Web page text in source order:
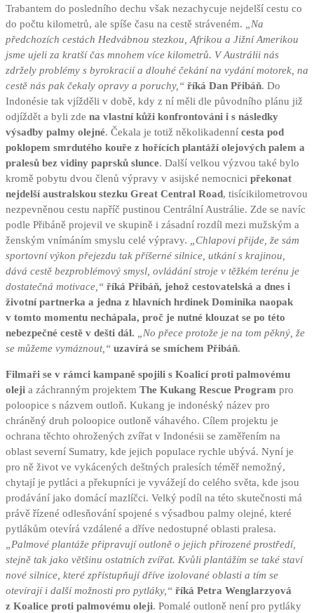
Trabantem do posledního dechu však nezachycuje nejdelší cestu co
do počtu kilometrů, ale spíše času na cestě stráveném.
„Na
předchozích cestách Hedvábnou stezkou, Afrikou a Jižní Amerikou
jsme ujeli za kratší čas mnohem více kilometrů. V Austrálii nás
zdržely problémy s byrokracií a dlouhé čekání na vydání motorek, na
cestě nás pak čekaly opravy a poruchy,“ říká Dan Přibáň. Do
Indonésie tak vjížděli v době, kdy z ní měli dle původního plánu již
odjíždět a byli zde na vlastní kůži konfrontováni i s následky
výsadby palmy olejné. Čekala je totiž několikadenní cesta pod
poklopem smrdutého kouře z hořících plantáží olejových palem a
pralesů bez vidiny paprsků slunce. Další velkou výzvou také bylo
kromě pobytu dvou členů výpravy v asijské nemocnici překonat
nejdelší australskou stezku Great Central Road, tisícikilometrovou
nezpevněnou cestu napříč pustinou Centrální Austrálie. Zde se navíc
podle Přibáně projevil ve skupině i zásadní rozdíl mezi mužským a
ženským vnímáním smyslu celé výpravy.
„Chlapovi přijde, že sám
sportovní výkon přejezdu tak příšerné silnice, utkání s krajinou,
dává cestě bezproblémový smysl, ovládání stroje v těžkém terénu je
dostatečná motivace,“ říká Přibáň, jehož cestovatelská a dnes i
životní partnerka a jedna z hlavních hrdinek Dominika naopak
v tomto momentu nechápala, proč je nutné klouzat se po této
nebezpečné cestě v dešti dál.
„No přece protože je na tom pěkný, že
se můžeme vymáznout,“ uzavírá se smíchem Přibáň.
Filmaři se v rámci kampaně spojili s Koalicí proti palmovému
oleji a záchranným projektem The Kukang Rescue Program pro
poloopice s názvem outloň. Kukang je indonéský název pro
chráněný druh poloopice outloně váhavého. Cílem projektu je
ochrana těchto ohrožených zvířat v Indonésii se zaměřením na
oblast severní Sumatry, kde jejich populace rychle ubývá. Nyní je
pro ně život ve vykácených deštných pralesích téměř nemožný,
chytají je pytláci a překupníci je vyvážejí do celého světa, kde jsou
prodávání jako domácí mazlíčci. Velký podíl na této skutečnosti má
právě řízené odlesňování spojené s výsadbou palmy olejné, které
pytlákům otevírá vzdálené a dříve nedostupné oblasti pralesa.
„Palmové plantáže připravují outloně o jejich přirozené prostředí,
stejně tak jako většinu ostatních zvířat. Kvůli plantážím se také staví
nové silnice, které zpřístupňují dříve izolované oblasti a tím se
otevírají i další možnosti pro pytláky,“ říká Petra Wenglarzyová
z Koalice proti palmovému oleji. Pomalé outloně není pro pytláky